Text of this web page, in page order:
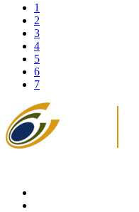
1
2
3
4
5
6
7